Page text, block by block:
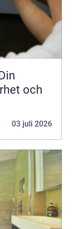
och
03 juli 2026